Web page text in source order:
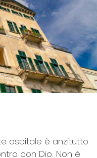
ospitale è anzitutto
con Dio. Non è